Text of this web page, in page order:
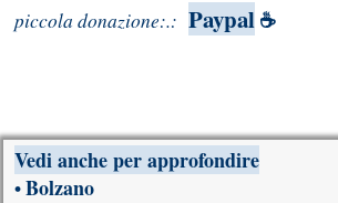
piccola donazione:.: Paypal ☕
Vedi anche per approfondire
•Bolzano